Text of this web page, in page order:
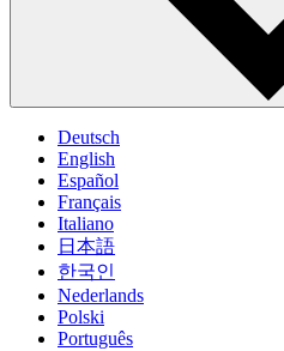
Deutsch
English
Español
Français
Italiano
日本語
한국인
Nederlands
Polski
Português